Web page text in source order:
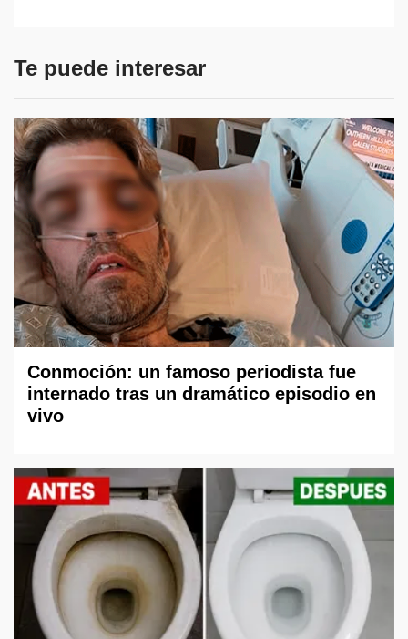
Te puede interesar
Conmoción: un famoso periodista fue
internado tras un dramático episodio en
vivo